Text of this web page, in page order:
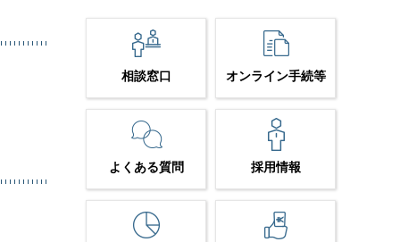
相談窓口 オンライン手続等
よくある質問 採用情報